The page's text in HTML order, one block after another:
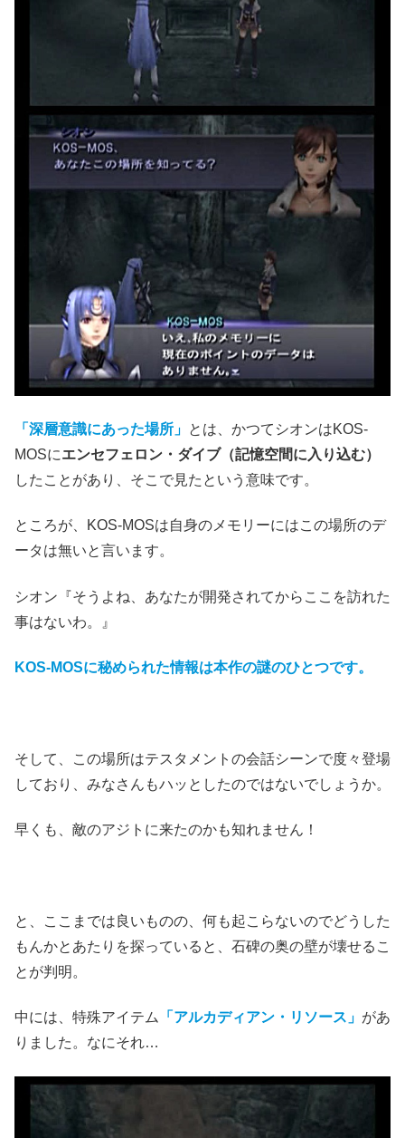
「深層意識にあった場所」 とは、かつてシオンはKOS-
MOSにエンセフェロン・ダイブ（記憶空間に入り込む）
したことがあり、そこで見たという意味です。
ところが、KOS-MOSは自身のメモリーにはこの場所のデ
ータは無いと言います。
シオン『そうよね、あなたが開発されてからここを訪れた
事はないわ。』
KOS-MOSに秘められた情報は本作の謎のひとつです。
そして、この場所はテスタメントの会話シーンで度々登場
しており、みなさんもハッとしたのではないでしょうか。
早くも、敵のアジトに来たのかも知れません！
と、ここまでは良いものの、何も起こらないのでどうした
もんかとあたりを探っていると、石碑の奥の壁が壊せるこ
とが判明。
中には、特殊アイテム 「アルカディアン・リソース」 があ
りました。なにそれ…